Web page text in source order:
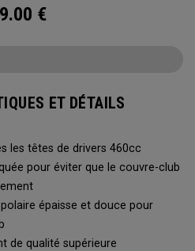
€
ET DÉTAILS
les têtes de drivers 460cc
pour éviter que le couvre-club
épaisse et douce pour
de qualité supérieure